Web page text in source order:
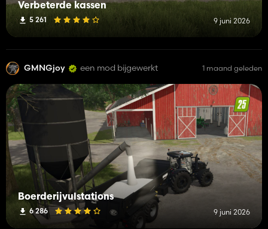
Verbeterde kassen
5 261 9 juni 2026
GMNGjoy een mod bijgewerkt 1 maand geleden
Boerderijvulstations
6 286 9 juni 2026